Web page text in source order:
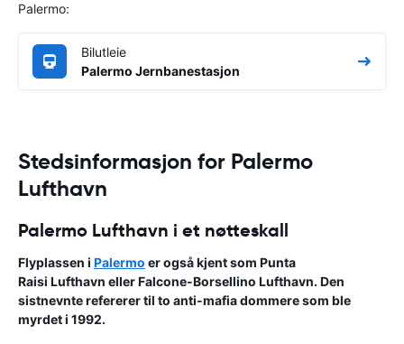
Palermo:
Bilutleie
Palermo Jernbanestasjon
Stedsinformasjon for Palermo
Lufthavn
Palermo Lufthavn i et nøtteskall
Flyplassen i Palermo er også kjent som Punta
Raisi Lufthavn eller Falcone-Borsellino Lufthavn. Den
sistnevnte refererer til to anti-mafia dommere som ble
myrdet i 1992.